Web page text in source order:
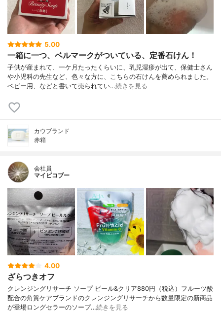
5.00
一箱に一つ、ベルマークがついている、定番石けん！
子供が産まれて、一ケ月たったくらいに、乳児湿疹が出て、保健士さん
や小児科の先生など、色々な方に、こちらの石けんを薦められました。
ベビー用、などと書いて売られてい…続きを見る
カウブランド
赤箱
会社員
マイピコブー
4.00
ざらつきオフ
クレンジングリサーチ ソープ ピール&クリア880円（税込）フルーツ酸
配合の角質ケアブランドのクレンジングリサーチから数量限定の新商品
が登場ロングセラーのソープ…続きを見る